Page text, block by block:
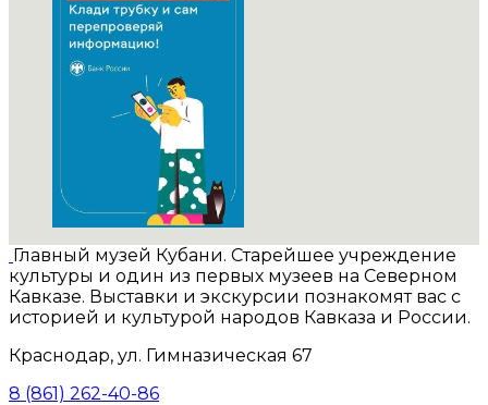
Главный музей Кубани. Старейшее учреждение
культуры и один из первых музеев на Северном
Кавказе. Выставки и экскурсии познакомят вас с
историей и культурой народов Кавказа и России.
Краснодар, ул. Гимназическая 67
8 (861) 262-40-86